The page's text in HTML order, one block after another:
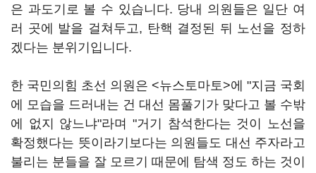
은 과도기로 볼 수 있습니다. 당내 의원들은 일단 여
러 곳에 발을 걸쳐두고, 탄핵 결정된 뒤 노선을 정하
겠다는 분위기입니다.
한 국민의힘 초선 의원은 <뉴스토마토>에 "지금 국회
에 모습을 드러내는 건 대선 몸풀기가 맞다고 볼 수밖
에 없지 않느냐"라며 "거기 참석한다는 것이 노선을
확정했다는 뜻이라기보다는 의원들도 대선 주자라고
불리는 분들을 잘 모르기 때문에 탐색 정도 하는 것이